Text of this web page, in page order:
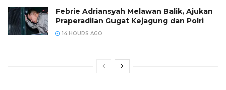
Febrie Adriansyah Melawan Balik, Ajukan
Praperadilan Gugat Kejagung dan Polri
14 HOURS AGO